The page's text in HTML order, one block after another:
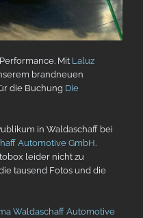
Mit Laluz
brandneuen
die Buchung Die
in Waldaschaff bei
Automotive GmbH.
leider nicht zu
tausend Fotos und die
Waldaschaff Automotive